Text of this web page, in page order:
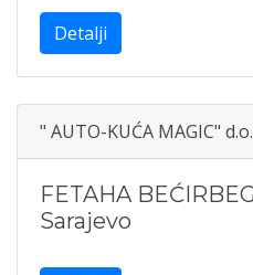
Detalji
" AUTO-KUĆA MAGIC"
FETAHA
Sarajevo